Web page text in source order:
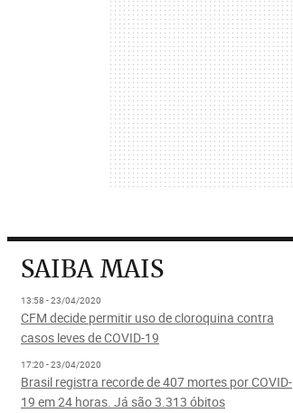
SAIBA MAIS
13:58 - 23/04/2020
CFM decide permitir uso de cloroquina contra
casos leves de COVID-19
17:20 - 23/04/2020
Brasil registra recorde de 407 mortes por COVID-
19 em 24 horas. Já são 3.313 óbitos